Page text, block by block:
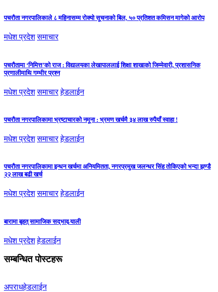
पचरौता नगरपालिकाले ८ महिनासम्म रोक्यो सूचनाको बिल, ५० प्रतिशत कमिसन मागेको आरोप
मधेश प्रदेश समाचार
पचरौतामा ‘निमित्त’को राज : विद्यालयका लेखापाललाई शिक्षा शाखाको जिम्मेवारी, प्रशासनिक
प्रणालीमाथि गम्भीर प्रश्न
मधेश प्रदेश समाचार हेडलाईन
पचरौता नगरपालिकामा भ्रष्टाचारको नमूना : भ्रमण खर्चमै ३४ लाख रुपैयाँ स्वाहा !
मधेश प्रदेश समाचार हेडलाईन
पचरौता नगरपालिकामा इन्धन खर्चमा अनियमितता, नगरप्रमुख जलन्धर सिंह तोकिएको भन्दा झण्डै
२२ लाख बढी खर्च
मधेश प्रदेश समाचार हेडलाईन
बारामा बृहत् सामाजिक सद्‌भाव र्‍याली
मधेश प्रदेश हेडलाईन
सम्बन्धित पोस्टहरू
अपराधहेडलाईन